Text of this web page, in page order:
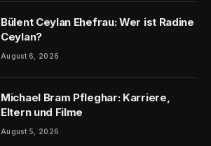
Bülent Ceylan Ehefrau: Wer ist Radine
Ceylan?
August 6, 2026
Michael Bram Pfleghar: Karriere,
Eltern und Filme
August 5, 2026